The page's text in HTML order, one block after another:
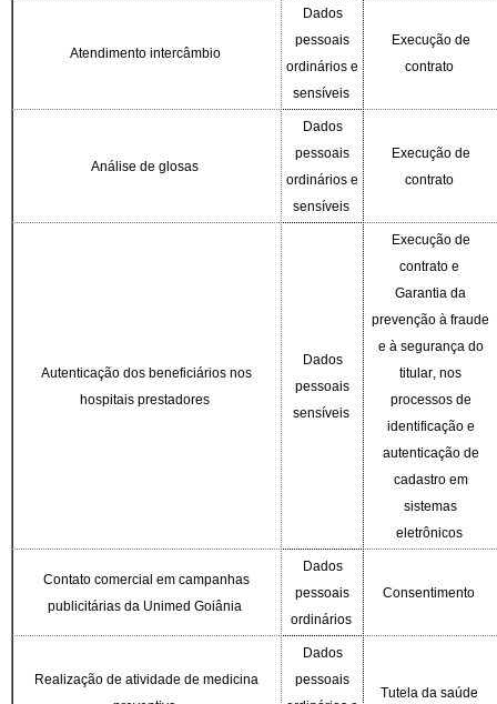
Atendimento intercâmbio
Dados
pessoais
ordinários e
sensíveis
Execução de
contrato
Análise de glosas
Dados
pessoais
ordinários e
sensíveis
Execução de
contrato
Autenticação dos beneficiários nos
hospitais prestadores
Dados
pessoais
sensíveis
Execução de
contrato e
Garantia da
prevenção à fraude
e à segurança do
titular, nos
processos de
identificação e
autenticação de
cadastro em
sistemas
eletrônicos
Contato comercial em campanhas
publicitárias da Unimed Goiânia
Dados
pessoais
ordinários
Consentimento
Realização de atividade de medicina
Dados
pessoais
Tutela da saúde